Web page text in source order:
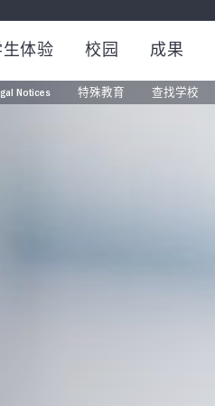
生体验 校园 成果
Notices 特殊教育 查找学校